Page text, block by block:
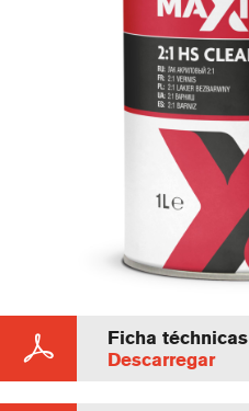
Ficha téchnicas
Descarregar